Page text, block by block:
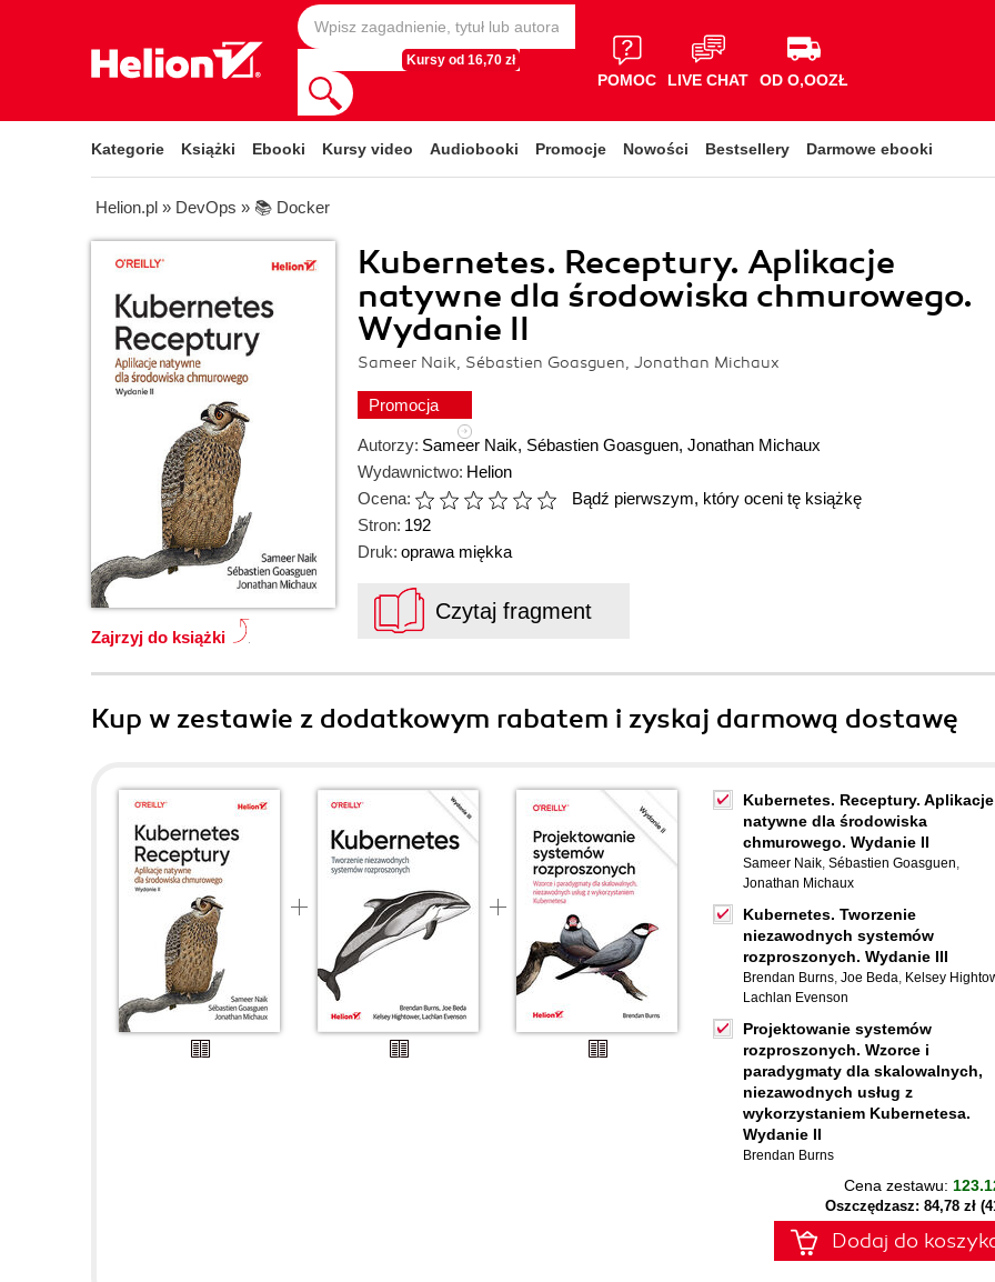
Kursy od 16,70 zł
POMOC LIVE CHAT OD O,OOZŁ
Kategorie Książki Ebooki Kursy video Audiobooki Promocje Nowości Bestsellery Darmowe ebooki
Helion.pl » DevOps » 📚 Docker
Kubernetes. Receptury. Aplikacje
natywne dla środowiska chmurowego.
Wydanie II
Sameer Naik, Sébastien Goasguen, Jonathan Michaux
Promocja
Zajrzyj do książki
Autorzy: Sameer Naik, Sébastien Goasguen, Jonathan Michaux
Wydawnictwo: Helion
Ocena:
Bądź pierwszym, który oceni tę książkę
Stron: 192
Druk: oprawa miękka
Czytaj fragment
Kup w zestawie z dodatkowym rabatem i zyskaj darmową dostawę
Kubernetes. Receptury. Aplikacje
natywne dla środowiska
chmurowego. Wydanie II
Sameer Naik, Sébastien Goasguen,
Jonathan Michaux
Kubernetes. Tworzenie
niezawodnych systemów
rozproszonych. Wydanie III
Brendan Burns, Joe Beda, Kelsey
Lachlan Evenson
Projektowanie systemów
rozproszonych. Wzorce i
paradygmaty dla skalowalnych,
niezawodnych usług z
wykorzystaniem Kubernetesa.
Wydanie II
Brendan Burns
Cena zestawu:
Oszczędzasz: 84,78 zł
Dodaj do